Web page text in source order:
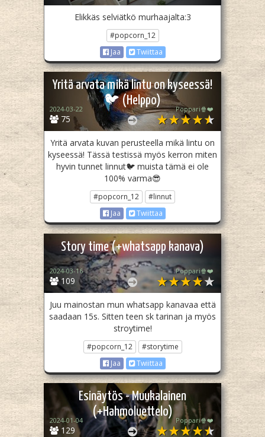
Elikkäs selviätkö murhaajalta:3
#popcorn_12
Jaa
Twiittaa
Yritä arvata mikä lintu on kyseessä!
🐦 (Helppo)
75
2024-03-22 Poppari🍿❤️
Yritä arvata kuvan perusteella mikä lintu on
kyseessä! Tässä testissä myös kerron miten
hyvin tunnet linnut🐦 muista tämä ei ole
100% varma😎
#popcorn_12
#linnut
Jaa
Twiittaa
Story time (+whatsapp kanava)
109
2024-03-16 Poppari🍿❤️
Juu mainostan mun whatsapp kanavaa että
saadaan 15s. Sitten teen sk tarinan ja myös
stroytime!
#popcorn_12
#storytime
Jaa
Twiittaa
Esinäytös - Muukalainen
(+Hahmoluettelo)
129
2024-01-04 Poppari🍿❤️